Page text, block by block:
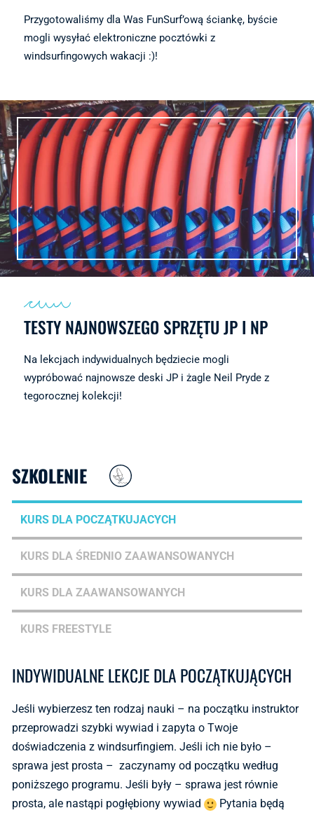
Przygotowaliśmy dla Was FunSurf’ową ściankę, byście
mogli wysyłać elektroniczne pocztówki z
windsurfingowych wakacji :)!
TESTY NAJNOWSZEGO SPRZĘTU JP I NP
Na lekcjach indywidualnych będziecie mogli
wypróbować najnowsze deski JP i żagle Neil Pryde z
tegorocznej kolekcji!
SZKOLENIE
KURS DLA POCZĄTKUJACYCH
KURS DLA ŚREDNIO ZAAWANSOWANYCH
KURS DLA ZAAWANSOWANYCH
KURS FREESTYLE
INDYWIDUALNE LEKCJE DLA POCZĄTKUJĄCYCH
Jeśli wybierzesz ten rodzaj nauki – na początku instruktor
przeprowadzi szybki wywiad i zapyta o Twoje
doświadczenia z windsurfingiem. Jeśli ich nie było –
sprawa jest prosta – zaczynamy od początku według
poniższego programu. Jeśli były – sprawa jest równie
prosta, ale nastąpi pogłębiony wywiad
Pytania będą